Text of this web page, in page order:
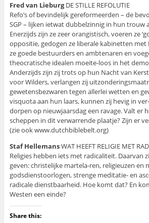
Fred van LieburgDE STILLE REFOLUTIE
Refo’s of bevindelijk gereformeerden – de
SGP – lijken ietwat dubbelzinnig in hun trouw
Enerzijds zijn ze zeer orangistisch, voeren ze
oppositie, gedogen ze liberale kabinetten met
ze goede bestuurders en ambtenaren en
theocratische idealen moeite-loos in het
Anderzijds zijn zij trots op hun Nacht van
voor Wilders, verlangen zij
gewetensbezwaren tegen allerlei wetten en
visquota aan hun laars, kunnen zij hevig in
dorpen op nieuwjaarsdag een ravage. Valt er
scheppen in dit verwarrende plaatje? Zijn er
(zie ook www.dutchbiblebelt.org)
Staf HellemansWAT HEEFT RELIGIE MET
Religies hebben iets met radicaliteit. Daarvan
geven: christelijke martela-ren, religieuzen en
godsdienstoorlogen, strenge meditatie- en
radicale dienstbaarheid. Hoe komt dat? En
Westen een einde?
Share this: